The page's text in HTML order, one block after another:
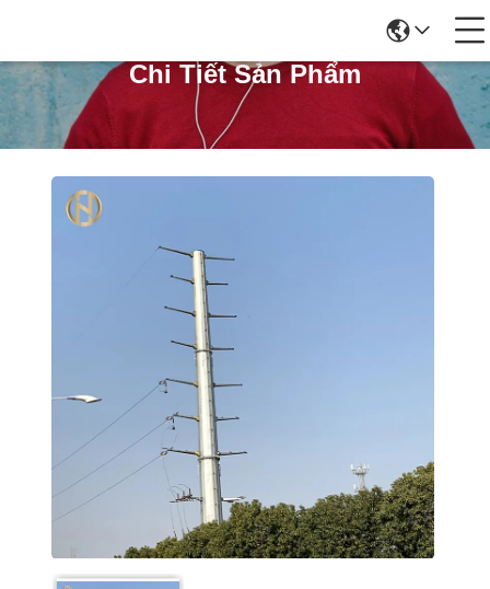
Chi Tiết Sản Phẩm